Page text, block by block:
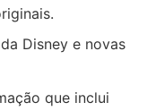
Disney e novas
que inclui